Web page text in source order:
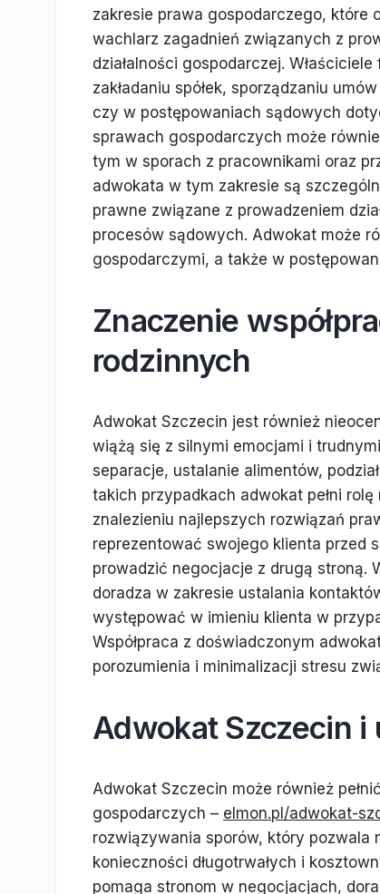
zakresie prawa gospodarczego, które
wachlarz zagadnień związanych z
działalności gospodarczej.
zakładaniu spółek, sporządzaniu
czy w postępowaniach sądowych
sprawach gospodarczych może
tym w sporach z pracownikami oraz
adwokata w tym zakresie są
prawne związane z prowadzeniem
procesów sądowych. Adwokat może
gospodarczymi, a także w
Znaczenie
rodzinnych
Adwokat Szczecin jest również
wiążą się z silnymi emocjami i
separacje, ustalanie alimentów,
takich przypadkach adwokat pełni
znalezieniu najlepszych rozwiązań
reprezentować swojego klienta przed
prowadzić negocjacje z drugą stroną.
doradza w zakresie ustalania
występować w imieniu klienta w
Współpraca z doświadczonym
porozumienia i minimalizacji stresu
Adwokat Szczecin i
Adwokat Szczecin może również
gospodarczych – elmon.pl/adwokat-
rozwiązywania sporów, który pozwala
konieczności długotrwałych i
pomaga stronom w negocjacjach,